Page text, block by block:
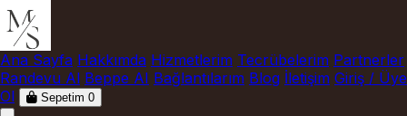
Ana Sayfa Hakkımda Hizmetlerim Tecrübelerim Partnerler
Randevu Al Beppe AI Bağlantılarım Blog İletişim Giriş / Üye
Ol
Sepetim 0